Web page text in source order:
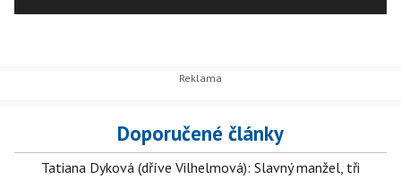
Doporučené články
Tatiana Dyková (dříve Vilhelmová): Slavný manžel, tři